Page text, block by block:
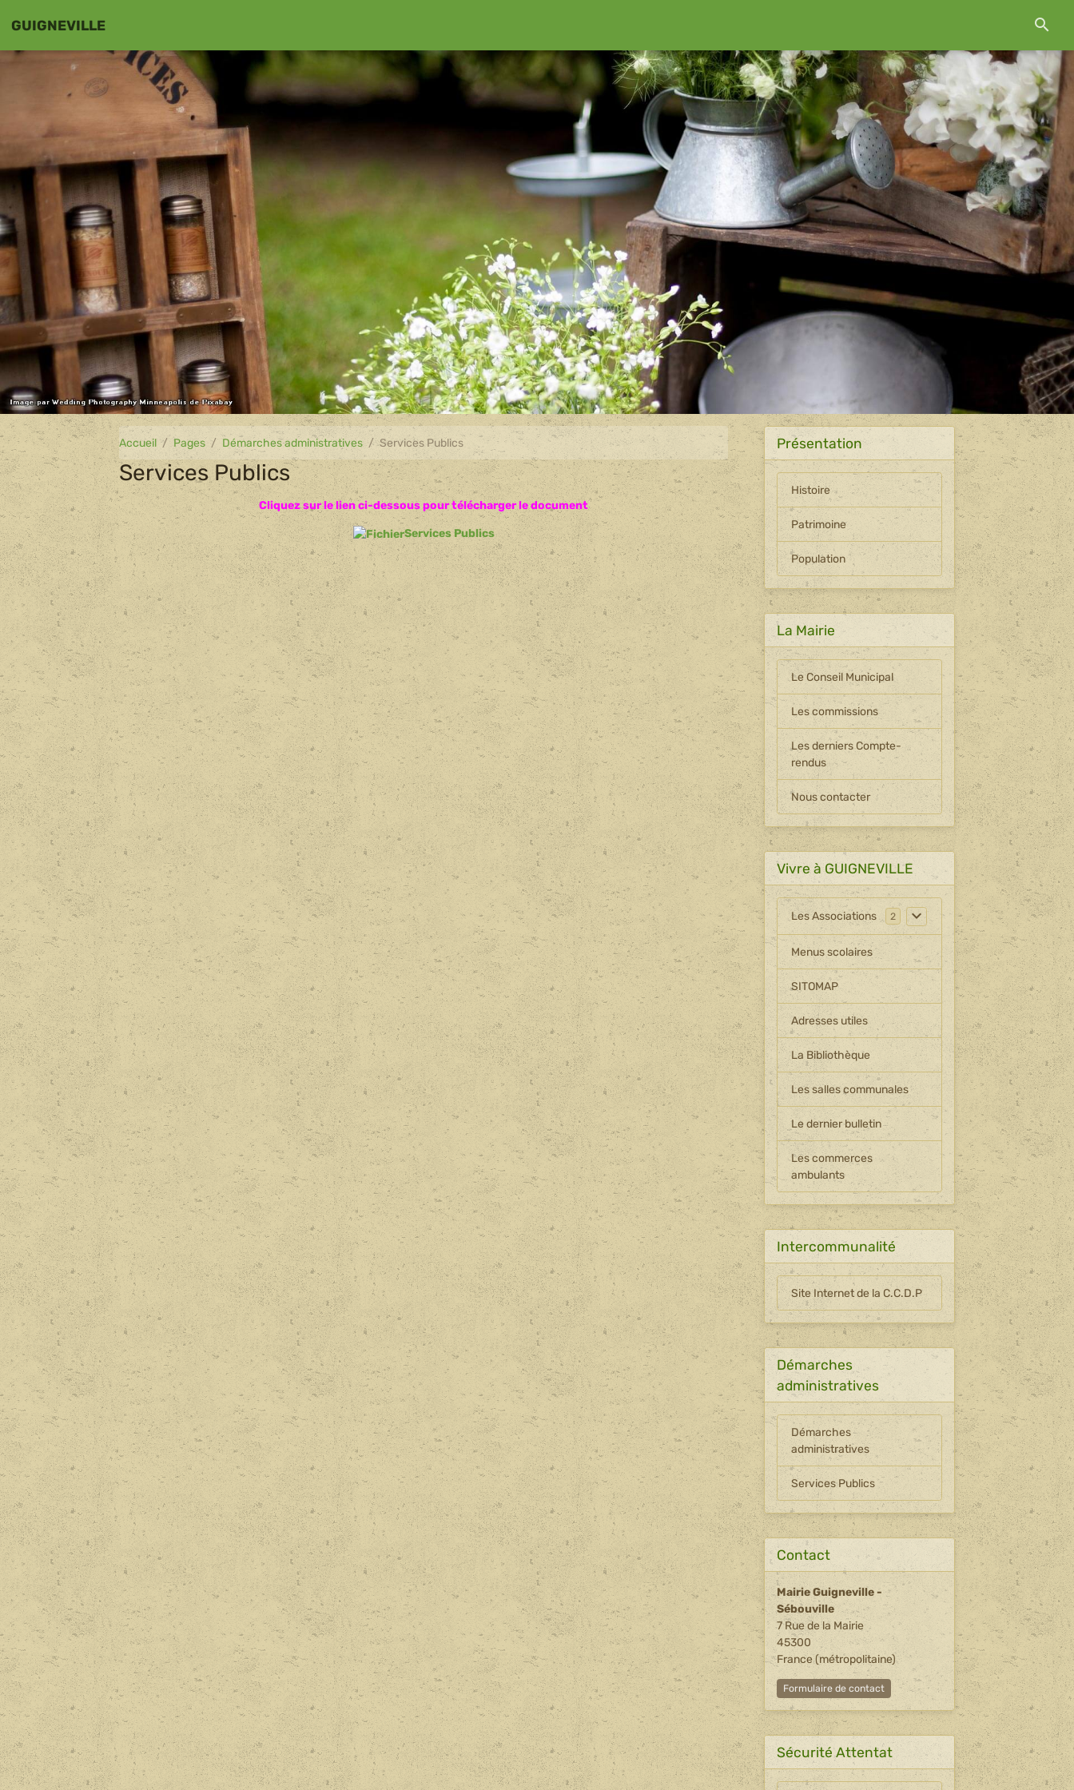
GUIGNEVILLE
Accueil Pages Démarches administratives Services Publics
Services Publics
Cliquez sur le lien ci-dessous pour télécharger le document
Services Publics
Présentation
Histoire
Patrimoine
Population
La Mairie
Le Conseil Municipal
Les commissions
Les derniers Compte-
rendus
Nous contacter
Vivre à GUIGNEVILLE
Les Associations 2
Menus scolaires
SITOMAP
Adresses utiles
La Bibliothèque
Les salles communales
Le dernier bulletin
Les commerces
ambulants
Intercommunalité
Site Internet de la C.C.D.P
Démarches
administratives
Démarches
administratives
Services Publics
Contact
Mairie Guigneville -
Sébouville
7 Rue de la Mairie
45300
France (métropolitaine)
Formulaire de contact
Sécurité Attentat